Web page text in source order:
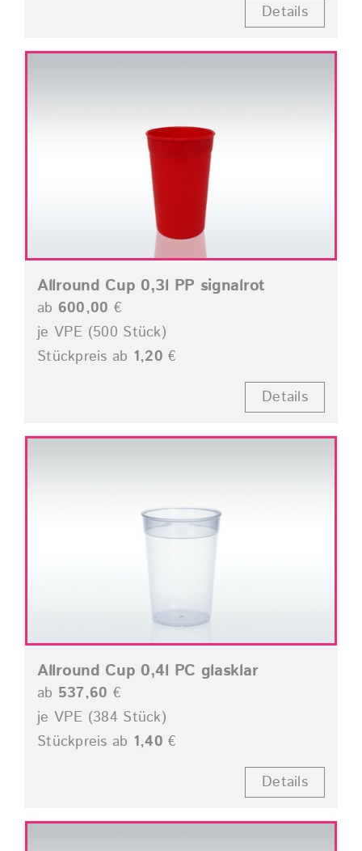
Details
Allround Cup 0,3l PP signalrot
ab 600,00 €
je VPE (500 Stück)
Stückpreis ab 1,20 €
Details
Allround Cup 0,4l PC glasklar
ab 537,60 €
je VPE (384 Stück)
Stückpreis ab 1,40 €
Details